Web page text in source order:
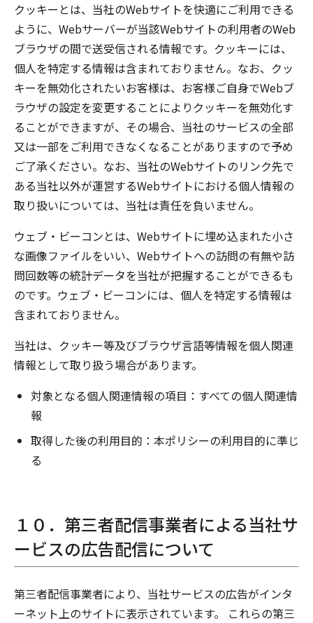
クッキーとは、当社のWebサイトを快適にご利用できる
ように、Webサーバーが当該Webサイトの利用者のWeb
ブラウザの間で送受信される情報です。クッキーには、
個人を特定する情報は含まれておりません。なお、クッ
キーを無効化されたいお客様は、お客様ご自身でWebブ
ラウザの設定を変更することによりクッキーを無効化す
ることができますが、その場合、当社のサービスの全部
又は一部をご利用できなくなることがありますので予め
ご了承ください。なお、当社のWebサイトのリンク先で
ある当社以外が運営するWebサイトにおける個人情報の
取り扱いについては、当社は責任を負いません。
ウェブ・ビーコンとは、Webサイトに埋め込まれた小さ
な画像ファイルをいい、Webサイトへの訪問の有無や訪
問回数等の統計データを当社が把握することができるも
のです。ウェブ・ビーコンには、個人を特定する情報は
含まれておりません。
当社は、クッキー等及びブラウザ言語等情報を個人関連
情報として取り扱う場合があります。
対象となる個人関連情報の項目：すべての個人関連情
報
取得した後の利用目的：本ポリシーの利用目的に準じ
る
１０．第三者配信事業者による当社サ
ービスの広告配信について
第三者配信事業者により、当社サービスの広告がインタ
ーネット上のサイトに表示されています。 これらの第三